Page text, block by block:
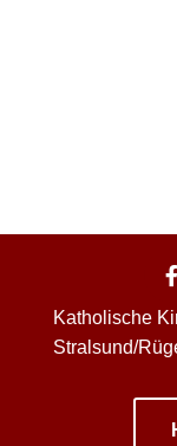
Katholische
Stralsund/